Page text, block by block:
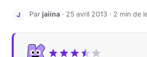
J Par jaiina · 25 avril 2013 · 2 min de